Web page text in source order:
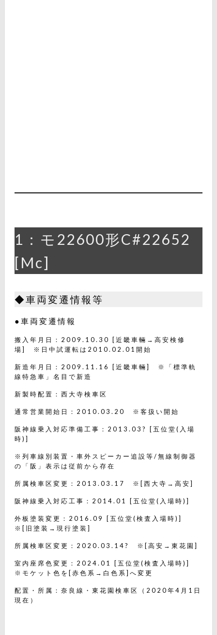
1：モ22600形C#22652
[Mc]
◆車両変遷情報等
●車両変遷情報
搬入年月日：2009.10.30 [近畿車輛→高安検修
場] ※日中試運転は2010.02.01開始
新造年月日：2009.11.16 [近畿車輛] ※「標準軌
線特急車」名目で新造
新製時配置：西大寺検車区
通常営業開始日：2010.03.20 ※客扱い開始
阪神線乗入対応準備工事：2013.03? [五位堂(入場
時)]
※列車線別装置・車外スピーカー追設等/無線制御器
の「阪」表示は従前から存在
所属検車区変更：2013.03.17 ※[西大寺→高安]
阪神線乗入対応工事：2014.01 [五位堂(入場時)]
外板塗装変更：2016.09 [五位堂(検査入場時)]
※[旧塗装→現行塗装]
所属検車区変更：2020.03.14? ※[高安→東花園]
室内座席色変更：2024.01 [五位堂(検査入場時)]
※モケット色を[赤色系→白色系]へ変更
配置・所属：奈良線・東花園検車区（2020年4月1日
現在）